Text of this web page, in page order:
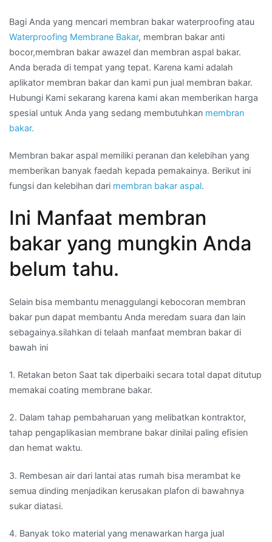
Bagi Anda yang mencari membran bakar waterproofing atau
Waterproofing Membrane Bakar, membran bakar anti
bocor,membran bakar awazel dan membran aspal bakar.
Anda berada di tempat yang tepat. Karena kami adalah
aplikator membran bakar dan kami pun jual membran bakar.
Hubungi Kami sekarang karena kami akan memberikan harga
spesial untuk Anda yang sedang membutuhkan membran
bakar.
Membran bakar aspal memiliki peranan dan kelebihan yang
memberikan banyak faedah kepada pemakainya. Berikut ini
fungsi dan kelebihan dari membran bakar aspal.
Ini Manfaat membran
bakar yang mungkin Anda
belum tahu.
Selain bisa membantu menaggulangi kebocoran membran
bakar pun dapat membantu Anda meredam suara dan lain
sebagainya.silahkan di telaah manfaat membran bakar di
bawah ini
1. Retakan beton Saat tak diperbaiki secara total dapat ditutup
memakai coating membrane bakar.
2. Dalam tahap pembaharuan yang melibatkan kontraktor,
tahap pengaplikasian membrane bakar dinilai paling efisien
dan hemat waktu.
3. Rembesan air dari lantai atas rumah bisa merambat ke
semua dinding menjadikan kerusakan plafon di bawahnya
sukar diatasi.
4. Banyak toko material yang menawarkan harga jual